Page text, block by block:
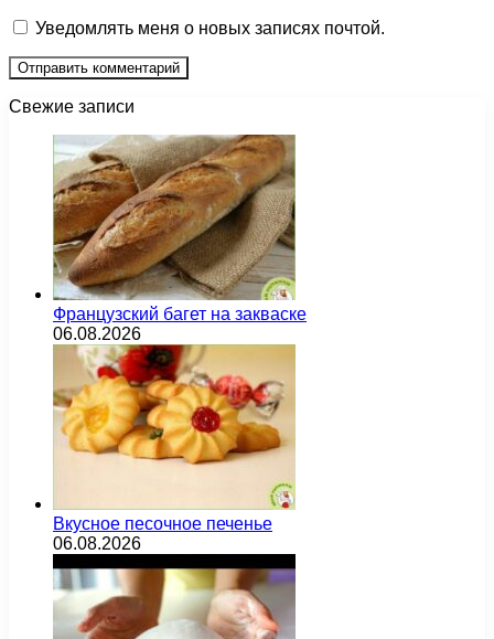
Уведомлять меня о новых записях почтой.
Свежие записи
Французский багет на закваске
06.08.2026
Вкусное песочное печенье
06.08.2026